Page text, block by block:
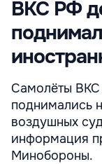
ВКС РФ
Самолёты ВКС
поднимались
воздушных
информация
Минобороны.